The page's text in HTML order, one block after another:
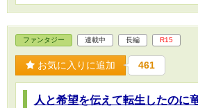
ファンタジー 連載中 長編 R15
お気に入りに追加 461
人と希望を伝えて転生したのに